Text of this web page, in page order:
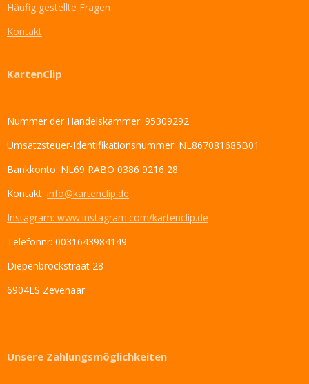
Häufig gestellte Fragen
Kontakt
KartenClip
Nummer der Handelskammer: 95309292
Umsatzsteuer-Identifikationsnummer: NL867081685B01
Bankkonto: NL69 RABO 0386 9216 28
Kontakt: info@kartenclip.de
Instagram: www.instagram.com/kartenclip.de
Telefonnr: 0031643984149
Diepenbrockstraat 28
6904ES Zevenaar
Unsere Zahlungsmöglichkeiten